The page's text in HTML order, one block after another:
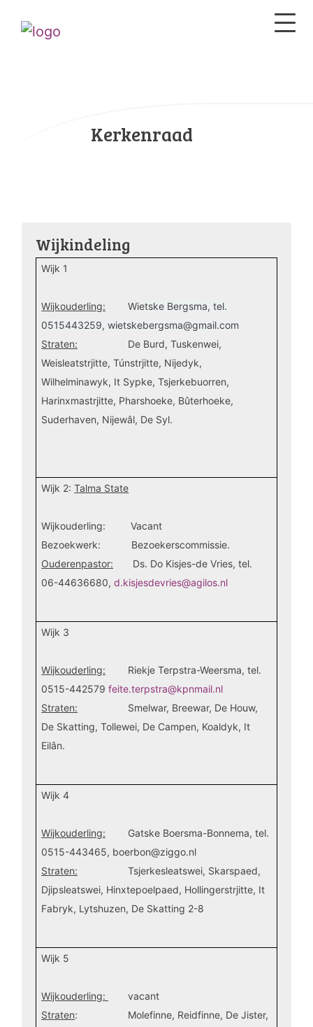
Kerkenraad
Wijkindeling
Wijk 1
Wijkouderling: Wietske Bergsma, tel.
0515443259, wietskebergsma@gmail.com
Straten: De Burd, Tuskenwei,
Weisleatstrjitte, Túnstrjitte, Nijedyk,
Wilhelminawyk, It Sypke, Tsjerkebuorren,
Harinxmastrjitte, Pharshoeke, Bûterhoeke,
Suderhaven, Nijewâl, De Syl.
Wijk 2:Talma State
Wijkouderling: Vacant
Bezoekwerk: Bezoekerscommissie.
Ouderenpastor: Ds. Do Kisjes-de Vries, tel.
06-44636680,d.kisjesdevries@agilos.nl
Wijk 3
Wijkouderling: Riekje Terpstra-Weersma, tel.
0515-442579feite.terpstra@kpnmail.nl
Straten: Smelwar, Breewar, De Houw,
De Skatting, Tollewei, De Campen, Koaldyk, It
Eilân.
Wijk 4
Wijkouderling: Gatske Boersma-Bonnema, tel.
0515-443465, boerbon@ziggo.nl
Straten: Tsjerkesleatswei, Skarspaed,
Djipsleatswei, Hinxtepoelpaed, Hollingerstrjitte, It
Fabryk, Lytshuzen, De Skatting 2-8
Wijk 5
Wijkouderling:
vacant
Straten: Molefinne, Reidfinne, De Jister,